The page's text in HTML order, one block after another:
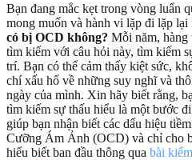
Bạn đang mắc kẹt trong vòng luẩn
mong muốn và hành vi lặp đi lặp lại
có bị OCD không? Mỗi năm, hàng
tìm kiếm với câu hỏi này, tìm kiếm
trí. Bạn có thể cảm thấy kiệt sức,
chí xấu hổ về những suy nghĩ và
ngày của mình. Xin hãy biết rằng,
tìm kiếm sự thấu hiểu là một bước
giúp bạn nhận biết các dấu hiệu
Cưỡng Ám Ảnh (OCD) và chỉ cho
hiểu biết ban đầu thông qua bài